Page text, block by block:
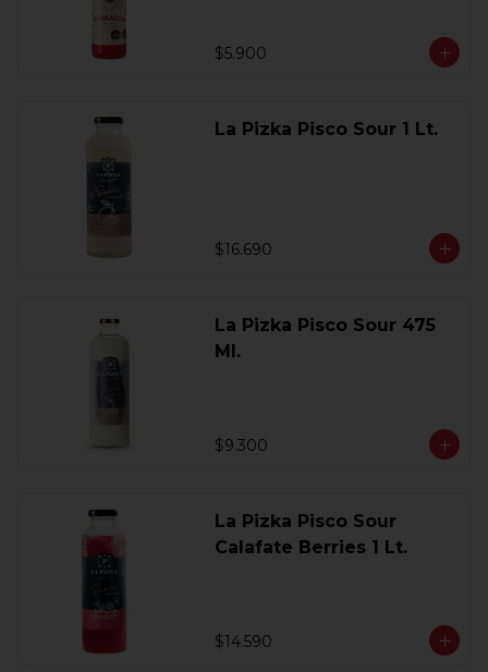
$5.900
La Pizka Pisco Sour 1 Lt.
$16.690
La Pizka Pisco Sour 475
Ml.
$9.300
La Pizka Pisco Sour
Calafate Berries 1 Lt.
$14.590